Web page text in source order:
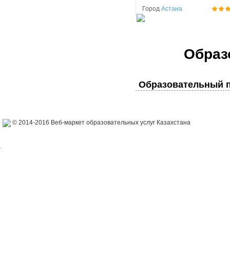
Город Астана
Образовательный
© 2014-2016 Веб-маркет образовательных услуг Казахстана